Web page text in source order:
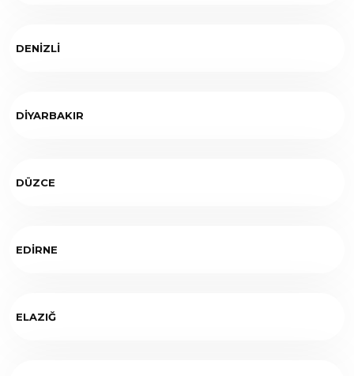
DENİZLİ
DİYARBAKIR
DÜZCE
EDİRNE
ELAZIĞ